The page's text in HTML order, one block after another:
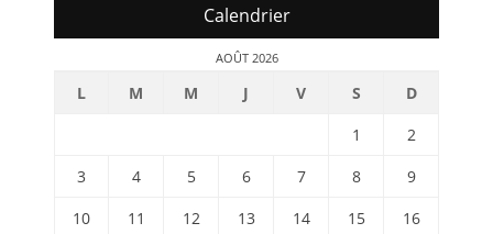
Calendrier
AOÛT 2026
L M M J V S
D
1
2
3
4 5 6 7 8
9
10
11 12 13 14 15
16